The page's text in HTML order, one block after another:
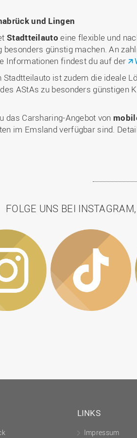
und Lingen
Stadtteilautoeine flexible und
besonders günstig machen. An
Informationen findest du auf der
Stadtteilauto ist zudem die ideale
AStAs zu besonders günstigen
das Carsharing-Angebot von
im Emsland verfügbar sind.
FOLGE UNS BEI
LINKS
Impressum